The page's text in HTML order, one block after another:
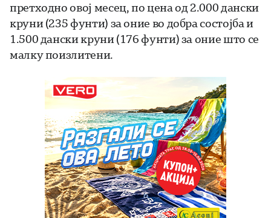
претходно овој месец, по цена од 2.000 дански
круни (235 фунти) за оние во добра состојба и
1.500 дански круни (176 фунти) за оние што се
малку поизлитени.